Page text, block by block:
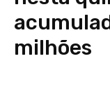
milhões